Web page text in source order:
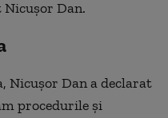
Nicușor Dan.
Nicușor Dan a declarat
procedurile și